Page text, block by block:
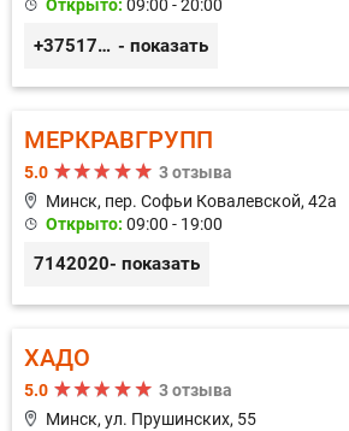
Открыто: 09:00 - 20:00
+375173212443 - показать
МЕРКРАВГРУПП
5.0
3 отзыва
Минск, пер. Софьи Ковалевской, 42а
Открыто: 09:00 - 19:00
7142020- показать
ХАДО
5.0
3 отзыва
Минск, ул. Прушинских, 55